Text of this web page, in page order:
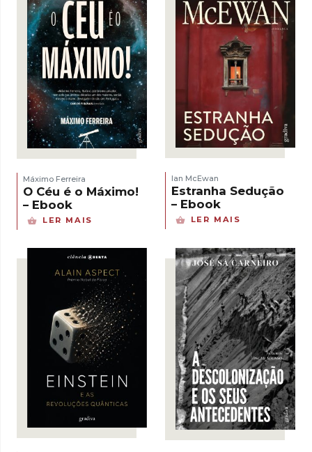
Máximo Ferreira
O Céu é o Máximo!
– Ebook
LER MAIS
Ian McEwan
Estranha Sedução
– Ebook
LER MAIS